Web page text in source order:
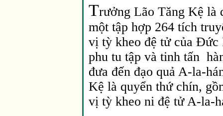
Trưởng Lão Tăng Kệ là
một tập hợp 264 tích
vị tỳ kheo đệ tử của Ðức
phu tu tập và tinh tấn
đưa đến đạo quả A-la-
Kệ là quyển thứ chín,
vị tỳ kheo ni đệ tử A-la-